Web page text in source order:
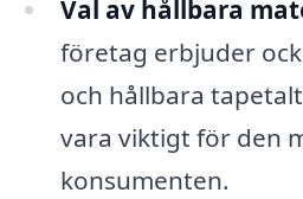
Val av hållbara
företag erbjuder
och hållbara
vara viktigt för den
konsumenten.